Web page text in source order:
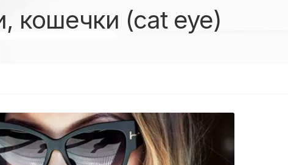
кошечки (cat eye)